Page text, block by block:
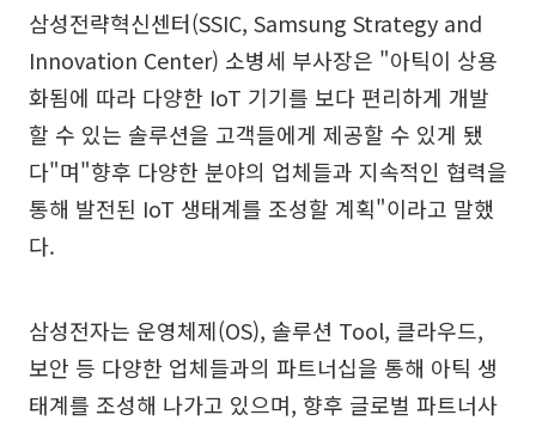
삼성전략혁신센터(SSIC, Samsung Strategy and
Innovation Center) 소병세 부사장은 "아틱이 상용
화됨에 따라 다양한 IoT 기기를 보다 편리하게 개발
할 수 있는 솔루션을 고객들에게 제공할 수 있게 됐
다"며"향후 다양한 분야의 업체들과 지속적인 협력을
통해 발전된 IoT 생태계를 조성할 계획"이라고 말했
다.
삼성전자는 운영체제(OS), 솔루션 Tool, 클라우드,
보안 등 다양한 업체들과의 파트너십을 통해 아틱 생
태계를 조성해 나가고 있으며, 향후 글로벌 파트너사